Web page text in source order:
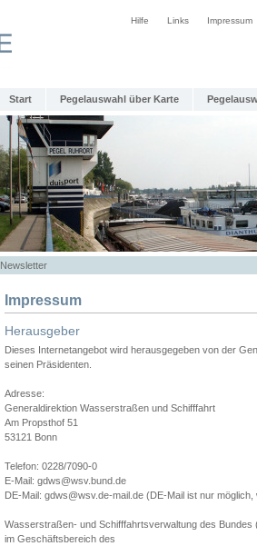
Hilfe Links Impressum
Start Pegelauswahl über Karte
Newsletter
Impressum
Herausgeber
Dieses Internetangebot wird herausgegeben von der
seinen Präsidenten.
Adresse:
Generaldirektion Wasserstraßen und Schifffahrt
Am Propsthof 51
53121 Bonn
Telefon: 0228/7090-0
E-Mail: gdws@wsv.bund.de
DE-Mail: gdws@wsv.de-mail.de (DE-Mail ist nur
Wasserstraßen- und Schifffahrtsverwaltung des Bundes
im Geschäftsbereich des